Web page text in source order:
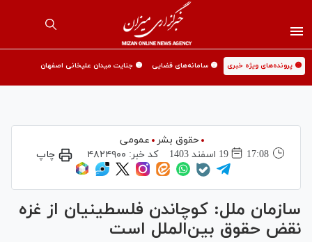
🟡 پرونده‌های ویژه خبری 🟡 سامانه‌های قضایی 🟡 جنایت میدان علیخانی اصفهان
حقوق بشر
عمومی
17:08
19 اسفند 1403 کد خبر: ۴۸۲۴۹۰۰ چاپ
سازمان ملل: کوچاندن فلسطینیان از غزه
نقض حقوق بین‌الملل است